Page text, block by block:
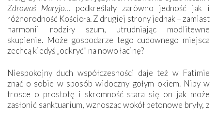
Zdrowaś Maryjo… podkreślały zarówno jedność jak i
różnorodność Kościoła. Z drugiej strony jednak – zamiast
harmonii rodziły szum, utrudniając modlitewne
skupienie. Może gospodarze tego cudownego miejsca
zechcą kiedyś „odkryć” na nowo łacinę?
Niespokojny duch współczesności daje też w Fatimie
znać o sobie w sposób widoczny gołym okiem. Niby w
trosce o prostotę i skromność stara się on jak może
zasłonić sanktuarium, wznosząc wokół betonowe bryły, z